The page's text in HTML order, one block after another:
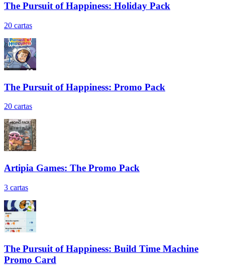
The Pursuit of Happiness: Holiday Pack
20 cartas
The Pursuit of Happiness: Promo Pack
20 cartas
Artipia Games: The Promo Pack
3 cartas
The Pursuit of Happiness: Build Time Machine
Promo Card